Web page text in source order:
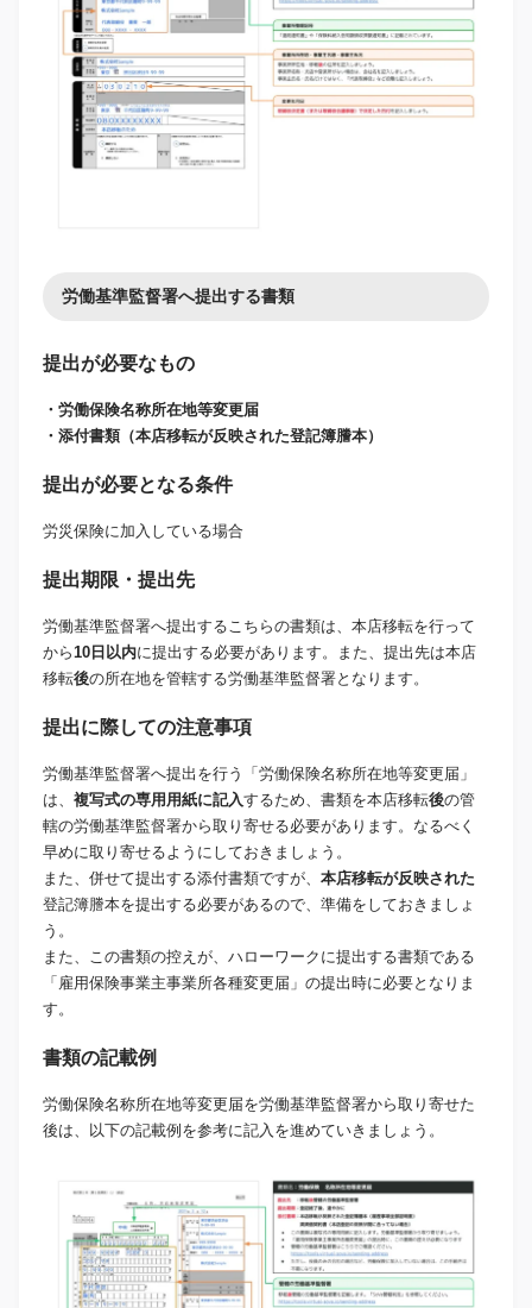
労働基準監督署へ提出する書類
提出が必要なもの
・労働保険名称所在地等変更届
・添付書類（本店移転が反映された登記簿謄本）
提出が必要となる条件
労災保険に加入している場合
提出期限・提出先
労働基準監督署へ提出するこちらの書類は、本店移転を行って
から 10日以内に提出する必要があります。また、提出先は本店
移転後の所在地を管轄する労働基準監督署となります。
提出に際しての注意事項
労働基準監督署へ提出を行う「労働保険名称所在地等変更届」
は、 複写式の専用用紙に記入するため、書類を本店移転後の管
轄の労働基準監督署から取り寄せる必要があります。なるべく
早めに取り寄せるようにしておきましょう。
また、併せて提出する添付書類ですが、 本店移転が反映された
登記簿謄本を提出する必要があるので、準備をしておきましょ
う。
また、この書類の控えが、ハローワークに提出する書類である
「雇用保険事業主事業所各種変更届」の提出時に必要となりま
す。
書類の記載例
労働保険名称所在地等変更届を労働基準監督署から取り寄せた
後は、以下の記載例を参考に記入を進めていきましょう。